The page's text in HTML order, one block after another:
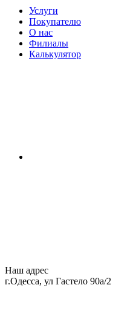
Услуги
Покупателю
О нас
Филиалы
Калькулятор
Наш адрес
г.Одесса, ул Гастело 90а/2